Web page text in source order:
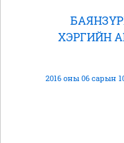
ХЭРГИЙН
2016 оны 06 сарын